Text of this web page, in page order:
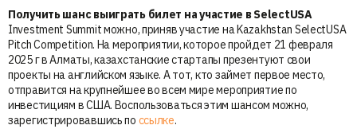
Получить шанс выиграть билет на участие в SelectUSA
Investment Summit можно, приняв участие на Kazakhstan SelectUSA
Pitch Competition. На мероприятии, которое пройдет 21 февраля
2025 г в Алматы, казахстанские стартапы презентуют свои
проекты на английском языке. А тот, кто займет первое место,
отправится на крупнейшее во всем мире мероприятие по
инвестициям в США. Воспользоваться этим шансом можно,
зарегистрировавшись по ссылке.